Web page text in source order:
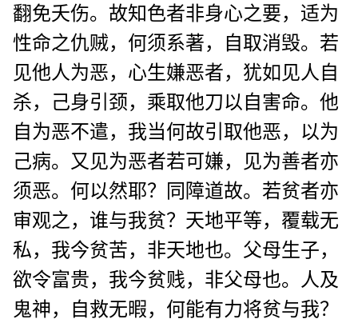
翻免夭伤。故知色者非身心之要，适为
性命之仇贼，何须系著，自取消毁。若
见他人为恶，心生嫌恶者，犹如见人自
杀，己身引颈，乘取他刀以自害命。他
自为恶不遣，我当何故引取他恶，以为
己病。又见为恶者若可嫌，见为善者亦
须恶。何以然耶？同障道故。若贫者亦
审观之，谁与我贫？天地平等，覆载无
私，我今贫苦，非天地也。父母生子，
欲令富贵，我今贫贱，非父母也。人及
鬼神，自救无暇，何能有力将贫与我？